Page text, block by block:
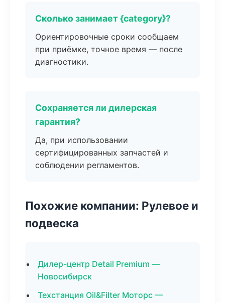
Сколько занимает {category}?
Ориентировочные сроки сообщаем
при приёмке, точное время — после
диагностики.
Сохраняется ли дилерская
гарантия?
Да, при использовании
сертифицированных запчастей и
соблюдении регламентов.
Похожие компании: Рулевое и
подвеска
Дилер-центр Detail Premium —
Новосибирск
Техстанция Oil&Filter Моторс —